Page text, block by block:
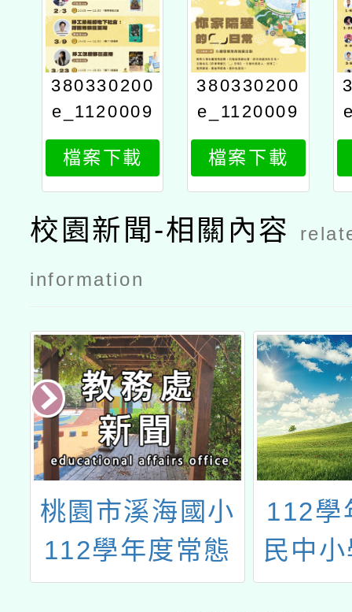
380330200
e_1120009
543_attach
3
檔案下載
380330200
e_1120009
543_attach
2
檔案下載
校園新聞-相關內容
information
桃園市溪海國小
112學年度常態
編班暨導師編配
112學
民中
沉浸